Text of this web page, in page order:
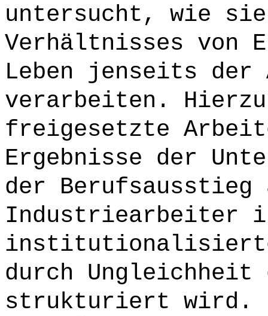
untersucht, wie sie
Verhältnisses von
Leben jenseits der
verarbeiten. Hierzu
freigesetzte
Ergebnisse der
der
Industriearbeiter in
durch Ungleichheit
strukturiert wird.